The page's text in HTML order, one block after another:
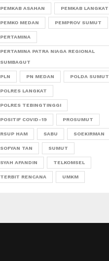
PEMKAB ASAHAN PEMKAB LANGKAT
PEMKO MEDAN PEMPROV SUMUT
PERTAMINA
PERTAMINA PATRA NIAGA REGIONAL
SUMBAGUT
PLN PN MEDAN POLDA SUMUT
POLRES LANGKAT
POLRES TEBINGTINGGI
POSITIF COVID-19 PROSUMUT
RSUP HAM SABU SOEKIRMAN
SOFYAN TAN SUMUT
SYAH AFANDIN TELKOMSEL
TERBIT RENCANA UMKM